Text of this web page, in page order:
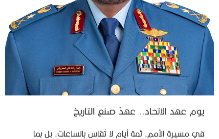
يوم عهد الاتحاد.. عهدٌ صنع التاريخ
في مسيرة الأمم، ثمة أيام لا تُقاس بالساعات، بل بما